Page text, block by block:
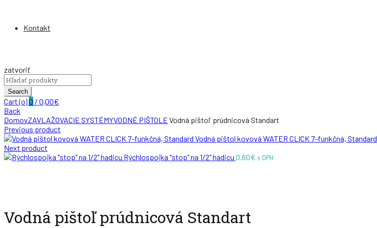
Kontakt
zatvoriť
Search
for:
Search
Cart (o)0 / 0,00€
Back
DomovZAVLAŽOVACIE SYSTÉMYVODNÉ PIŠTOLE Vodná pištoľ prúdnicová Standart
Previous product
Vodná pištol kovová WATER CLICK 7-funkčná, Standard
Next product
Rýchlospojka "stop" na 1/2" hadicu 0,60€ s DPH
Vodná pištoľ prúdnicová Standart